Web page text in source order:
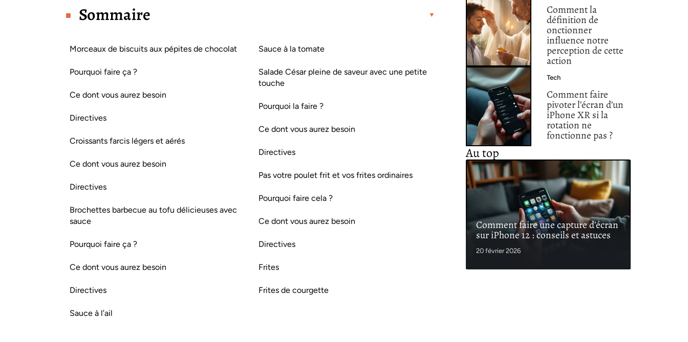
Sommaire
Morceaux de biscuits aux pépites de chocolat
Pourquoi faire ça ?
Ce dont vous aurez besoin
Directives
Croissants farcis légers et aérés
Ce dont vous aurez besoin
Directives
Brochettes barbecue au tofu délicieuses avec
sauce
Pourquoi faire ça ?
Ce dont vous aurez besoin
Directives
Sauce à l’ail
Sauce à la tomate
Salade César pleine de saveur avec une petite
touche
Pourquoi la faire ?
Ce dont vous aurez besoin
Directives
Pas votre poulet frit et vos frites ordinaires
Pourquoi faire cela ?
Ce dont vous aurez besoin
Directives
Frites
Frites de courgette
Comment la
définition de
onctionner
influence notre
perception de cette
action
Tech
Comment faire
pivoter l’écran d’un
iPhone XR si la
rotation ne
fonctionne pas ?
Au top
Comment faire une capture d’écran
sur iPhone 12 : conseils et astuces
20 février 2026